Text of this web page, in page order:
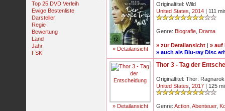
Top 25 DVD Verleih
Ewige Bestenliste
Darsteller
Regie
Bewertung
Land
Jahr
FSK
» Detailansicht
Originaltitel: Wild
United States 2014 | 111
Genre: Biografie Drama
» zur Detailansicht | » auf
» auch als Blu-ray Disc
» Detailansicht
Thor 3 - Tag der
Originaltitel: Thor: Ragnarok
United States 2017 | 125
Genre: Action Abenteuer,